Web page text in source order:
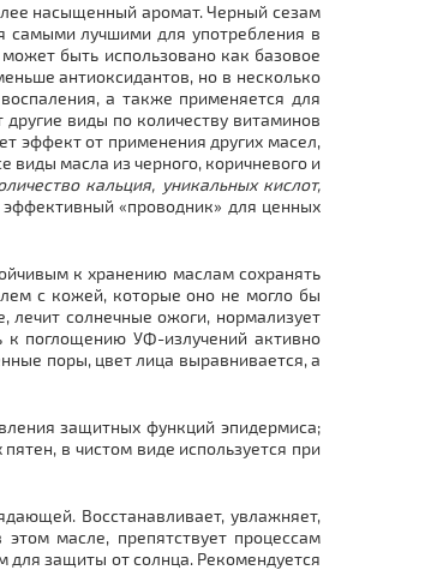
насыщенный аромат. Черный сезам
самыми лучшими для употребления в
быть использовано как базовое
антиоксидантов, но в несколько
а также применяется для
виды по количеству витаминов
эффект от применения других масел,
виды масла из черного, коричневого и
кальция, уникальных кислот,
«проводник» для ценных
к хранению маслам сохранять
с кожей, которые оно не могло бы
солнечные ожоги, нормализует
к поглощению УФ-излучений активно
поры, цвет лица выравнивается, а
защитных функций эпидермиса;
в чистом виде используется при
Восстанавливает, увлажняет,
масле, препятствует процессам
для защиты от солнца. Рекомендуется